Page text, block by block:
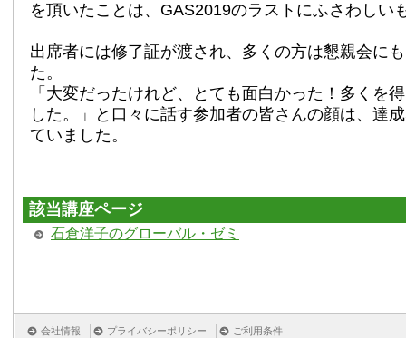
を頂いたことは、GAS2019のラストにふさわしい
出席者には修了証が渡され、多くの方は懇親会に
た。
「大変だったけれど、とても面白かった！多くを
した。」と口々に話す参加者の皆さんの顔は、達
ていました。
該当講座ページ
石倉洋子のグローバル・ゼミ
会社情報 プライバシーポリシー ご利用条件